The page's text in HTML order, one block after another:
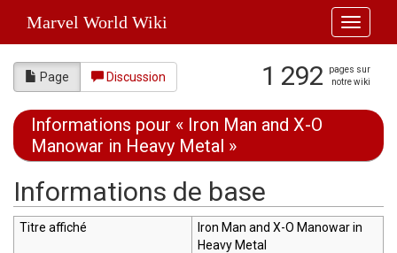
Toggle
Marvel World Wiki
Page Discussion 1 292
pages sur
notre wiki
Informations pour « Iron Man and X-O
Manowar in Heavy Metal »
Informations de base
Titre affiché
Iron Man and X-O Manowar in
Heavy Metal